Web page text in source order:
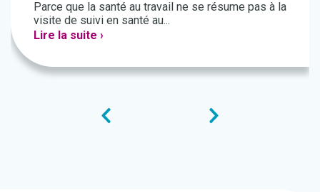
Parce que la santé au travail ne se résume pas à la
visite de suivi en santé au...
Lire la suite ›